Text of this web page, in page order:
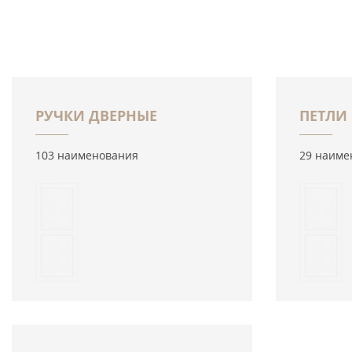
РУЧКИ ДВЕРНЫЕ
103 наименования
ПЕТЛИ
29